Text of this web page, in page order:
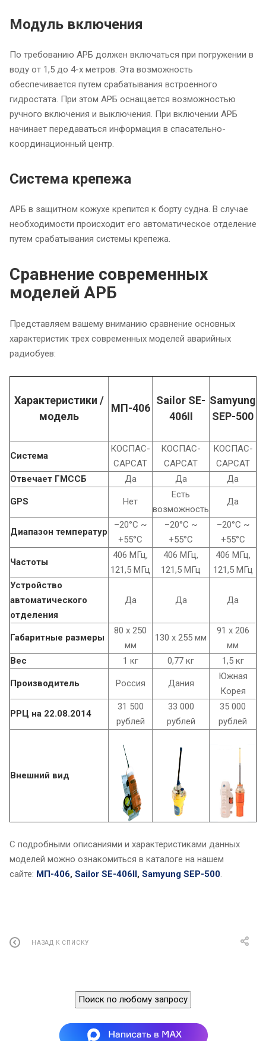
Модуль включения
По требованию АРБ должен включаться при погружении в
воду от 1,5 до 4-х метров. Эта возможность
обеспечивается путем срабатывания встроенного
гидростата. При этом АРБ оснащается возможностью
ручного включения и выключения. При включении АРБ
начинает передаваться информация в спасательно-
координационный центр.
Система крепежа
АРБ в защитном кожухе крепится к борту судна. В случае
необходимости происходит его автоматическое отделение
путем срабатывания системы крепежа.
Сравнение современных
моделей АРБ
Представляем вашему вниманию сравнение основных
характеристик трех современных моделей аварийных
радиобуев:
Характеристики /
модель
МП-406
Sailor SE-
406II
Samyung
SEP-500
Система
КОСПАС-
САРСАТ
КОСПАС-
САРСАТ
КОСПАС-
САРСАТ
Отвечает ГМССБ
Да Да Да
GPS Нет
Есть
возможность
Да
Диапазон температур
–20°C ~
+55°C
–20°C ~
+55°C
–20°C ~
+55°C
Частоты
406 МГц,
121,5 МГц
406 МГц,
121,5 МГц
406 МГц,
121,5 МГц
Устройство
автоматического
отделения
Да Да Да
Габаритные размеры
80 х 250
мм
130 х 255 мм
91 х 206
мм
Вес
1 кг 0,77 кг 1,5 кг
Производитель Россия Дания
Южная
Корея
РРЦ на 22.08.2014
31 500
рублей
33 000
рублей
35 000
рублей
Внешний вид
С подробными описаниями и характеристиками данных
моделей можно ознакомиться в каталоге на нашем
сайте: МП-406, Sailor SE-406II, Samyung SEP-500.
НАЗАД К СПИСКУ
Поиск по любому запросу